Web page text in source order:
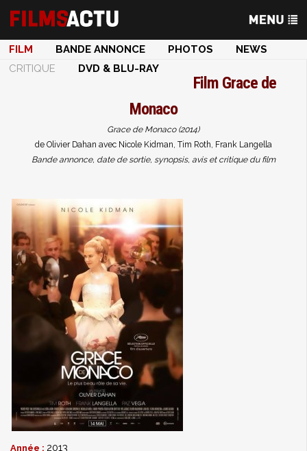
FILM BANDE ANNONCE PHOTOS
NEWS
CRITIQUE
DVD & BLU-RAY
Film Grace de
Monaco
Grace de Monaco (2014)
de Olivier Dahan avec Nicole Kidman, Tim Roth, Frank Langella
Bande annonce, date de sortie, synopsis, avis et critique du film
Année : 2013